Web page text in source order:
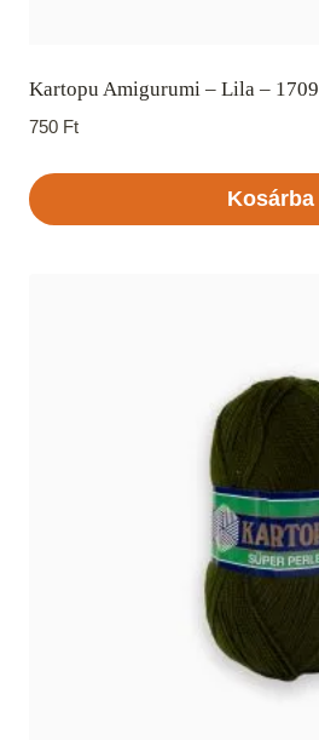
Kartopu Amigurumi – Lila – 1709
750 Ft
Kosárba